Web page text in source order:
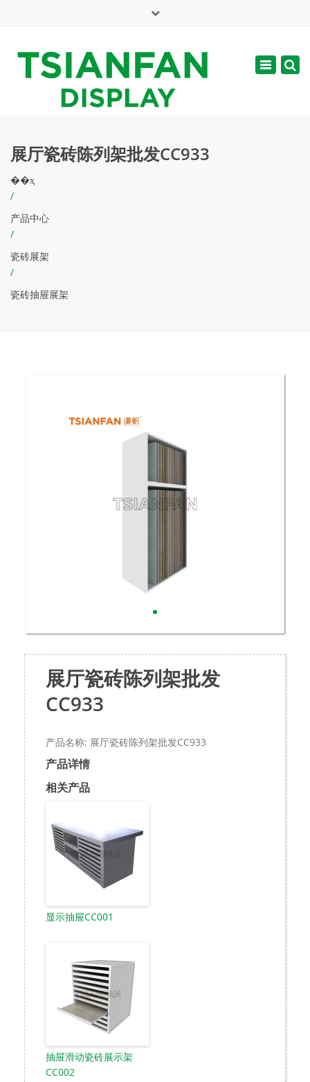
周一 - 周六: 7:00 - 17:00
Toggle
展厅瓷砖陈列架批发CC933
��ҳ
/
产品中心
/
瓷砖展架
/
瓷砖抽屉展架
展厅瓷砖陈列架批发
CC933
产品名称: 展厅瓷砖陈列架批发CC933
产品详情
相关产品
显示抽屉CC001
抽屉滑动瓷砖展示架
CC002